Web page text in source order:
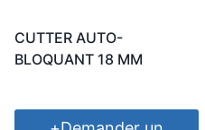
CUTTER AUTO-
BLOQUANT 18 MM